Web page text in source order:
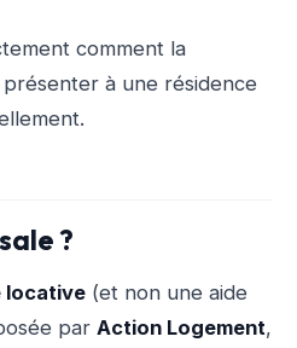
comment la
à une résidence
?
locative (et non une aide
par Action Logement,